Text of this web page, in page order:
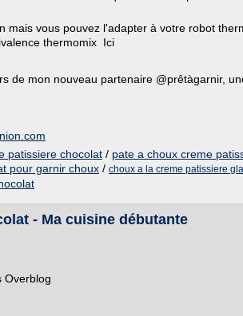
mais vous pouvez l'adapter à votre robot
thermomix Ici
de mon nouveau partenaire @prêtàgarnir,
patissiere chocolat / pate a choux creme
pour garnir choux / choux a la creme patissiere
- Ma cuisine débutante
Overblog